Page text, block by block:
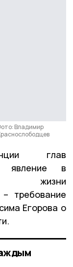
Владимир
глав
явление в
жизни
требование
Егорова о